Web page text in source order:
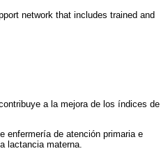
network that includes trained and
a la mejora de los índices de
enfermería de atención primaria e
lactancia materna.